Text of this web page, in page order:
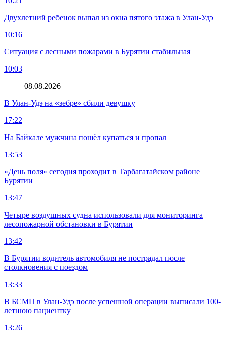
Двухлетний ребенок выпал из окна пятого этажа в Улан-Удэ
10:16
Ситуация с лесными пожарами в Бурятии стабильная
10:03
08.08.2026
В Улан-Удэ на «зебре» сбили девушку
17:22
На Байкале мужчина пошёл купаться и пропал
13:53
«День поля» сегодня проходит в Тарбагатайском районе
Бурятии
13:47
Четыре воздушных судна использовали для мониторинга
лесопожарной обстановки в Бурятии
13:42
В Бурятии водитель автомобиля не пострадал после
столкновения с поездом
13:33
В БСМП в Улан-Удэ после успешной операции выписали 100-
летнюю пациентку
13:26